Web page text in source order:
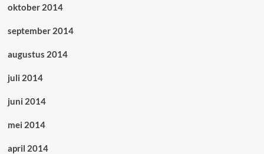
oktober 2014
september 2014
augustus 2014
juli 2014
juni 2014
mei 2014
april 2014